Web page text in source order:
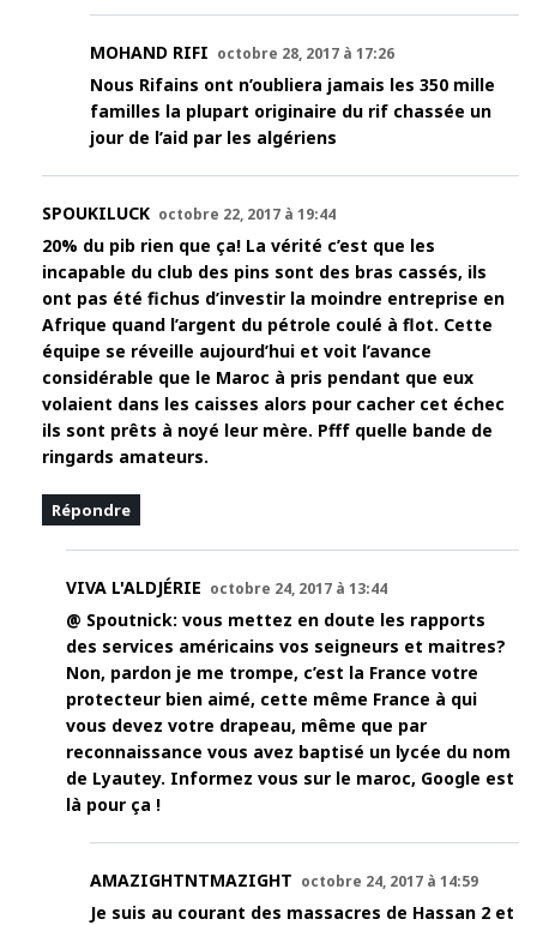
MOHAND RIFI octobre 28, 2017 à 17:26
Nous Rifains ont n’oubliera jamais les 350 mille
familles la plupart originaire du rif chassée un
jour de l’aid par les algériens
SPOUKILUCK octobre 22, 2017 à 19:44
20% du pib rien que ça! La vérité c’est que les
incapable du club des pins sont des bras cassés, ils
ont pas été fichus d’investir la moindre entreprise en
Afrique quand l’argent du pétrole coulé à flot. Cette
équipe se réveille aujourd’hui et voit l’avance
considérable que le Maroc à pris pendant que eux
volaient dans les caisses alors pour cacher cet échec
ils sont prêts à noyé leur mère. Pfff quelle bande de
ringards amateurs.
Répondre
VIVA L'ALDJÉRIE octobre 24, 2017 à 13:44
@ Spoutnick: vous mettez en doute les rapports
des services américains vos seigneurs et maitres?
Non, pardon je me trompe, c’est la France votre
protecteur bien aimé, cette même France à qui
vous devez votre drapeau, même que par
reconnaissance vous avez baptisé un lycée du nom
de Lyautey. Informez vous sur le maroc, Google est
là pour ça !
AMAZIGHTNTMAZIGHT octobre 24, 2017 à 14:59
Je suis au courant des massacres de Hassan 2 et